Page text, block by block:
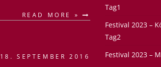
READ MORE »
18. SEPTEMBER 2016
Tag1
Festival 2023 –
Tag2
Festival 2023 –